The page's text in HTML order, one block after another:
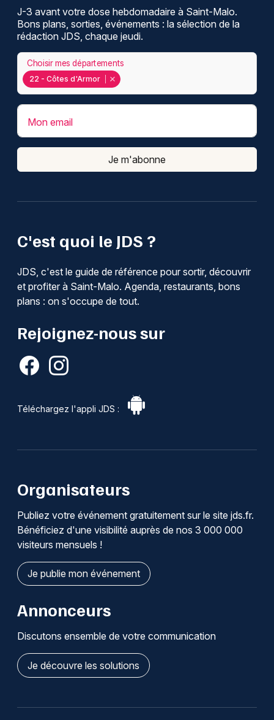
C'est quoi le JDS ?
JDS, c'est le guide de référence pour sortir, découvrir
et profiter à Saint-Malo. Agenda, restaurants, bons
plans : on s'occupe de tout.
Rejoignez-nous sur
Téléchargez l'appli JDS :
J-3 avant votre dose hebdomadaire à Saint-Malo.
Bons plans, sorties, événements : la sélection de la
rédaction JDS, chaque jeudi.
22 - Côtes d'Armor
Choisir mes départements
Mon email
Je m'abonne
Organisateurs
Publiez votre événement gratuitement sur le site jds.fr.
Bénéficiez d'une visibilité auprès de nos 3 000 000
visiteurs mensuels !
Je publie mon événement
Annonceurs
Discutons ensemble de votre communication
Je découvre les solutions